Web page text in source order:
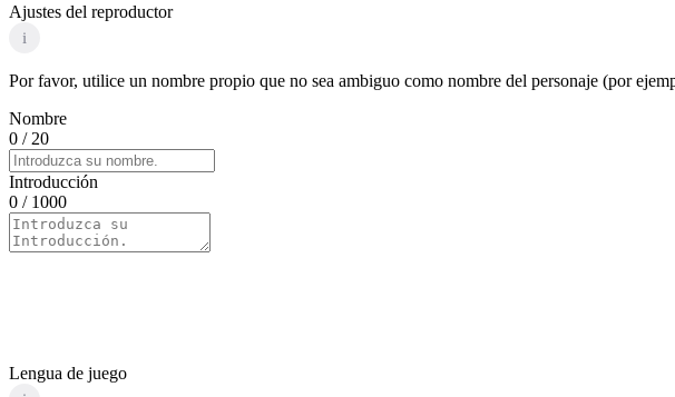
Ajustes del reproductor
i
Por favor, utilice un nombre propio que no sea ambiguo como nombre del personaje (por
Nombre
0 / 20
Introducción
0 / 1000
Lengua de juego